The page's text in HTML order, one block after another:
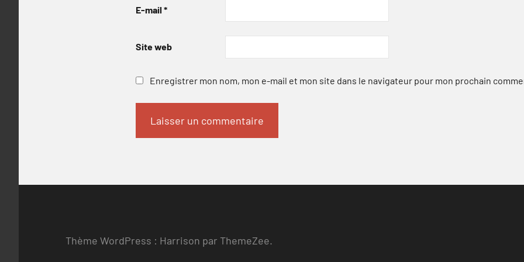
E-mail *
Site web
Enregistrer mon nom, mon e-mail et mon site dans le navigateur pour mon prochain
Thème WordPress : Harrison par ThemeZee.